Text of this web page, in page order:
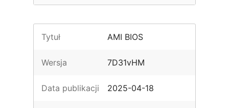
Tytuł AMI BIOS
Wersja 7D31vHM
Data publikacji 2025-04-18